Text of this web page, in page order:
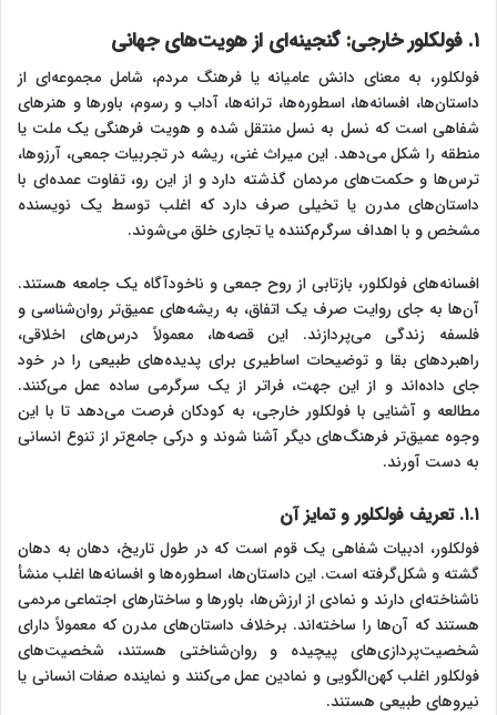
۱. فولکلور خارجی: گنجینه‌ای از هویت‌های جهانی
فولکلور، به معنای دانش عامیانه یا فرهنگ مردم، شامل مجموعه‌ای از
داستان‌ها، افسانه‌ها، اسطوره‌ها، ترانه‌ها، آداب و رسوم، باورها و هنرهای
شفاهی است که نسل به نسل منتقل شده و هویت فرهنگی یک ملت یا
منطقه را شکل می‌دهد. این میراث غنی، ریشه در تجربیات جمعی، آرزوها،
ترس‌ها و حکمت‌های مردمان گذشته دارد و از این رو، تفاوت عمده‌ای با
داستان‌های مدرن یا تخیلی صرف دارد که اغلب توسط یک نویسنده
مشخص و با اهداف سرگرم‌کننده یا تجاری خلق می‌شوند.
افسانه‌های فولکلور، بازتابی از روح جمعی و ناخودآگاه یک جامعه هستند.
آن‌ها به جای روایت صرف یک اتفاق، به ریشه‌های عمیق‌تر روان‌شناسی و
فلسفه زندگی می‌پردازند. این قصه‌ها، معمولاً درس‌های اخلاقی،
راهبردهای بقا و توضیحات اساطیری برای پدیده‌های طبیعی را در خود
جای داده‌اند و از این جهت، فراتر از یک سرگرمی ساده عمل می‌کنند.
مطالعه و آشنایی با فولکلور خارجی، به کودکان فرصت می‌دهد تا با این
وجوه عمیق‌تر فرهنگ‌های دیگر آشنا شوند و درکی جامع‌تر از تنوع انسانی
به دست آورند.
۱.۱. تعریف فولکلور و تمایز آن
فولکلور، ادبیات شفاهی یک قوم است که در طول تاریخ، دهان به دهان
گشته و شکل‌گرفته است. این داستان‌ها، اسطوره‌ها و افسانه‌ها اغلب منشأ
ناشناخته‌ای دارند و نمادی از ارزش‌ها، باورها و ساختارهای اجتماعی مردمی
هستند که آن‌ها را ساخته‌اند. برخلاف داستان‌های مدرن که معمولاً دارای
شخصیت‌پردازی‌های پیچیده و روان‌شناختی هستند، شخصیت‌های
فولکلور اغلب کهن‌الگویی و نمادین عمل می‌کنند و نماینده صفات انسانی یا
نیروهای طبیعی هستند.